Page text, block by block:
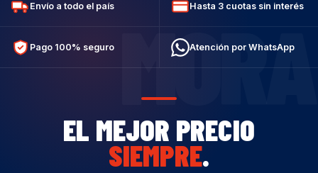
MORA
Envío a todo el país Hasta 3 cuotas sin interés
Pago 100% seguro Atención por WhatsApp
EL MEJOR PRECIO
SIEMPRE.